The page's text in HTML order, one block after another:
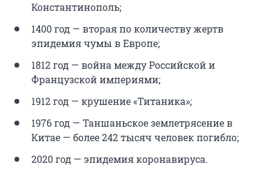
Константинополь;
1400 год — вторая по количеству жертв
эпидемия чумы в Европе;
1812 год — война между Российской и
Французской империями;
1912 год — крушение «Титаника»;
1976 год — Таншаньское землетрясение в
Китае — более 242 тысяч человек погибло;
2020 год — эпидемия коронавируса.